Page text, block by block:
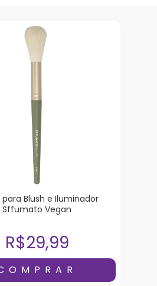
para Blush e Iluminador
Sffumato Vegan
R$29,99